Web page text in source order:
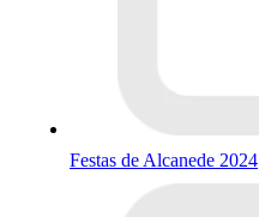
Festas de Alcanede 2024